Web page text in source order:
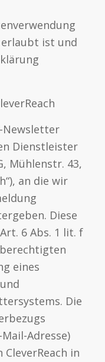
ist und
Newsletter
Dienstleister
Mühlenstr. 43,
an die wir
Diese
6 Abs. 1 lit. f
eines
Die
Adresse)
in